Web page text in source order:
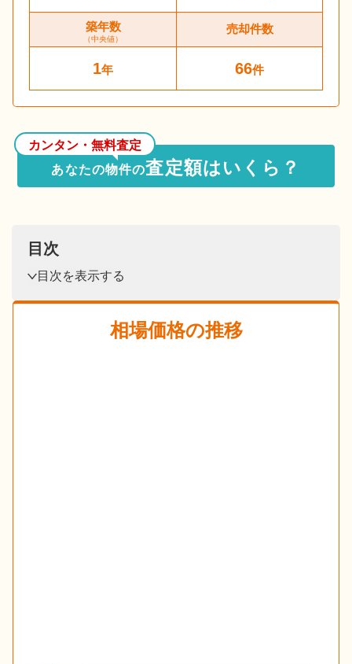
築年数
（中央値）
売却件数
1年 66件
カンタン・無料査定
あなたの物件の査定額はいくら？
目次
目次を表示する
相場価格の推移